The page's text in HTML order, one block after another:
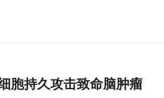
胞持久攻击致命脑肿瘤